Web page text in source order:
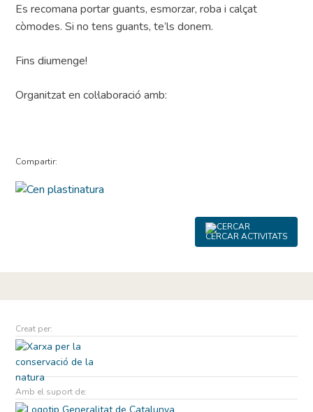
Es recomana portar guants, esmorzar, roba i calçat
còmodes. Si no tens guants, te’ls donem.
Fins diumenge!
Organitzat en col·laboració amb:
Compartir:
CERCAR ACTIVITATS
Creat per:
Amb el suport de: